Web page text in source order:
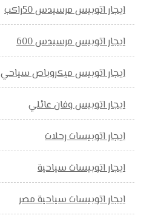
ايجار اتوبيس مرسيدس 50راكب
ايجار اتوبيس مرسيدس 600
ايجار اتوبيس ميكروباص سياحي
ايجار اتوبيس وفان عائلي
ايجار اتوبيسات رحلات
ايجار اتوبيسات سياحية
ايجار اتوبيسات سياحية مصر